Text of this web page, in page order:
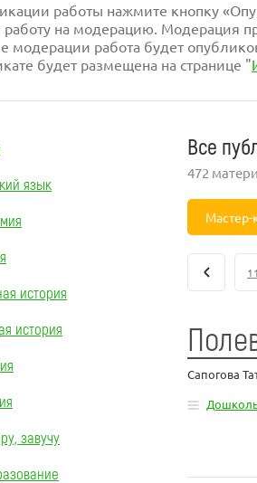
работы нажмите кнопку
работу на модерацию. Модерация
модерации работа будет
будет размещена на странице "
язык
история
история
завучу
Все
472
Мастер-
Сапогова